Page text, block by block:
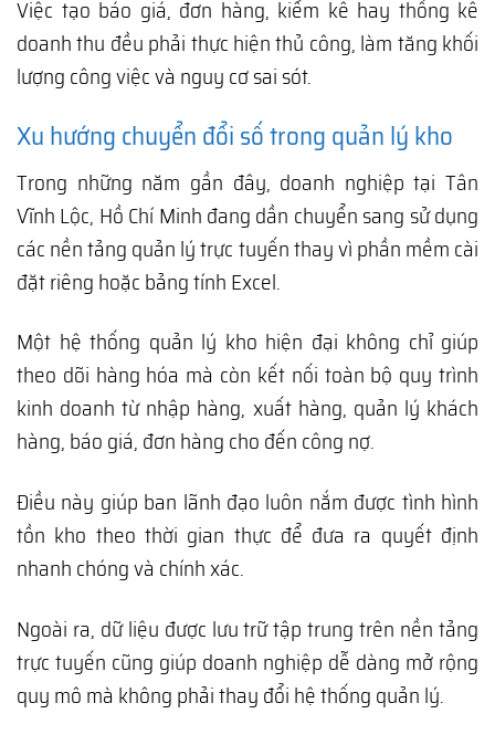
Việc tạo báo giá, đơn hàng, kiểm kê hay thống kê
doanh thu đều phải thực hiện thủ công, làm tăng khối
lượng công việc và nguy cơ sai sót.
Xu hướng chuyển đổi số trong quản lý kho
Trong những năm gần đây, doanh nghiệp tại Tân
Vĩnh Lộc, Hồ Chí Minh đang dần chuyển sang sử dụng
các nền tảng quản lý trực tuyến thay vì phần mềm cài
đặt riêng hoặc bảng tính Excel.
Một hệ thống quản lý kho hiện đại không chỉ giúp
theo dõi hàng hóa mà còn kết nối toàn bộ quy trình
kinh doanh từ nhập hàng, xuất hàng, quản lý khách
hàng, báo giá, đơn hàng cho đến công nợ.
Điều này giúp ban lãnh đạo luôn nắm được tình hình
tồn kho theo thời gian thực để đưa ra quyết định
nhanh chóng và chính xác.
Ngoài ra, dữ liệu được lưu trữ tập trung trên nền tảng
trực tuyến cũng giúp doanh nghiệp dễ dàng mở rộng
quy mô mà không phải thay đổi hệ thống quản lý.